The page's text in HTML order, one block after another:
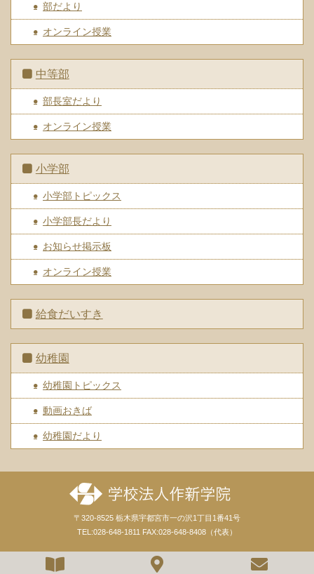
部だより
オンライン授業
中等部
部長室だより
オンライン授業
小学部
小学部トピックス
小学部長だより
お知らせ掲示板
オンライン授業
給食だいすき
幼稚園
幼稚園トピックス
動画おきば
幼稚園だより
〒320-8525 栃木県宇都宮市一の沢1丁目1番41号
TEL:028-648-1811 FAX:028-648-8408（代表）